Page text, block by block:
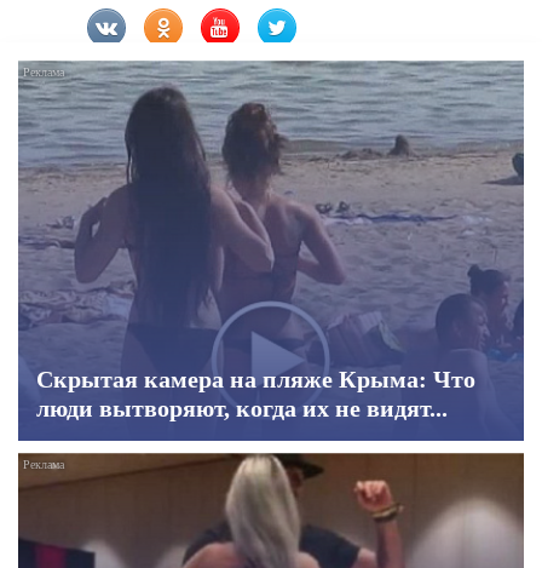
Скрытая камера на пляже Крыма: Что
люди вытворяют, когда их не видят...